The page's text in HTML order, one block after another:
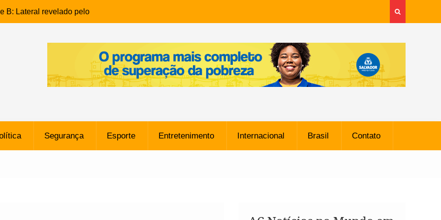
B: Lateral revelado pelo
do Novorizontino de
policial na Bahia prende 14
ligada a ‘Zói de Gato’, do
Freitas: Homem é
bairro Caji
Segurança Esporte Entretenimento Internacional Brasil Contato